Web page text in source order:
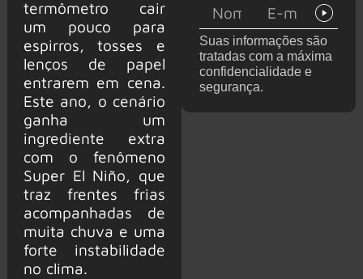
termômetro cair
um pouco para
espirros, tosses e
lenços de papel
entrarem em cena.
Este ano, o cenário
ganha um
ingrediente extra
com o fenômeno
Super El Niño, que
traz frentes frias
acompanhadas de
muita chuva e uma
forte instabilidade
no clima.
Suas informações são
tratadas com a máxima
confidencialidade e
segurança.